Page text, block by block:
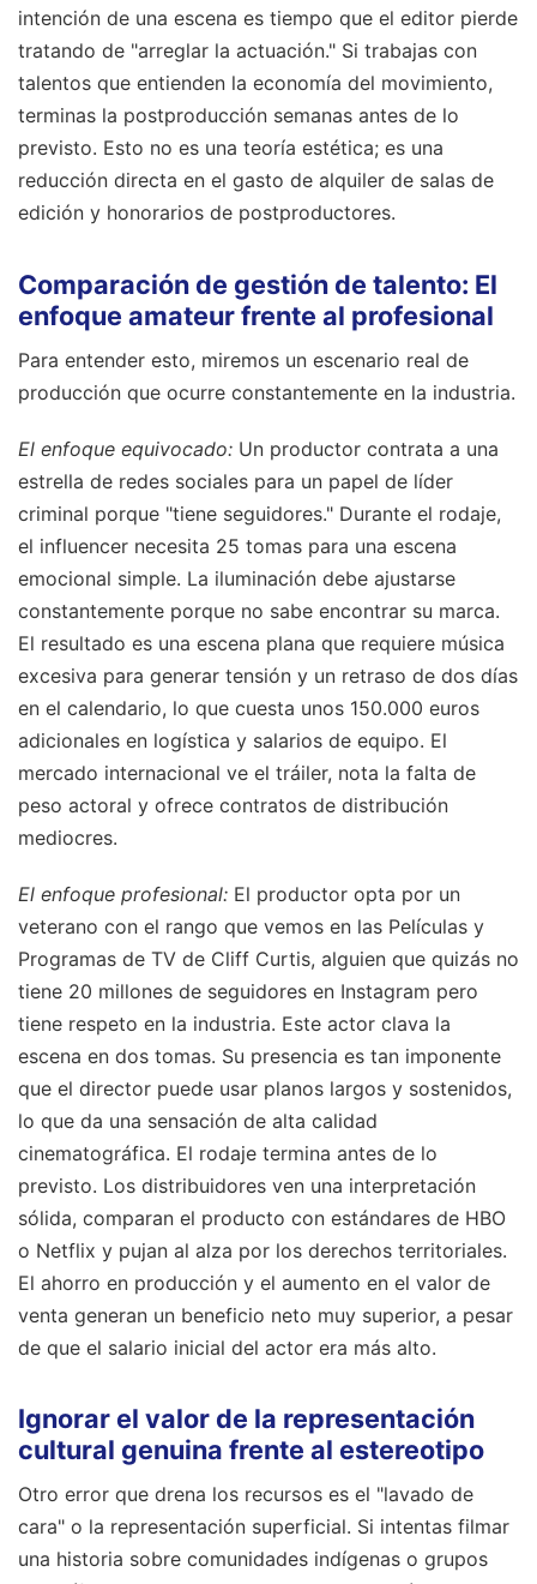
intención de una escena es tiempo que el editor pierde
tratando de "arreglar la actuación." Si trabajas con
talentos que entienden la economía del movimiento,
terminas la postproducción semanas antes de lo
previsto. Esto no es una teoría estética; es una
reducción directa en el gasto de alquiler de salas de
edición y honorarios de postproductores.
Comparación de gestión de talento: El
enfoque amateur frente al profesional
Para entender esto, miremos un escenario real de
producción que ocurre constantemente en la industria.
El enfoque equivocado: Un productor contrata a una
estrella de redes sociales para un papel de líder
criminal porque "tiene seguidores." Durante el rodaje,
el influencer necesita 25 tomas para una escena
emocional simple. La iluminación debe ajustarse
constantemente porque no sabe encontrar su marca.
El resultado es una escena plana que requiere música
excesiva para generar tensión y un retraso de dos días
en el calendario, lo que cuesta unos 150.000 euros
adicionales en logística y salarios de equipo. El
mercado internacional ve el tráiler, nota la falta de
peso actoral y ofrece contratos de distribución
mediocres.
El enfoque profesional: El productor opta por un
veterano con el rango que vemos en las Películas y
Programas de TV de Cliff Curtis, alguien que quizás no
tiene 20 millones de seguidores en Instagram pero
tiene respeto en la industria. Este actor clava la
escena en dos tomas. Su presencia es tan imponente
que el director puede usar planos largos y sostenidos,
lo que da una sensación de alta calidad
cinematográfica. El rodaje termina antes de lo
previsto. Los distribuidores ven una interpretación
sólida, comparan el producto con estándares de HBO
o Netflix y pujan al alza por los derechos territoriales.
El ahorro en producción y el aumento en el valor de
venta generan un beneficio neto muy superior, a pesar
de que el salario inicial del actor era más alto.
Ignorar el valor de la representación
cultural genuina frente al estereotipo
Otro error que drena los recursos es el "lavado de
cara" o la representación superficial. Si intentas filmar
una historia sobre comunidades indígenas o grupos